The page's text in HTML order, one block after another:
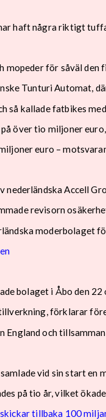
haft några riktigt
för såväl den
Tunturi Automat,
så kallade fatbikes
över tio miljoner
euro –
nederländska Accell
revisorn
moderbolaget
bolaget i Åbo den
förklarar
och
vid sin start
på tio år, vilket
tillbaka 100